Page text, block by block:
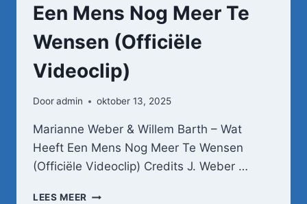
Een Mens Nog Meer Te
Wensen (Officiële
Videoclip)
Dooradmin oktober 13, 2025
Marianne Weber & Willem Barth – Wat
Heeft Een Mens Nog Meer Te Wensen
(Officiële Videoclip) Credits J. Weber …
LEES MEER MARIANNE